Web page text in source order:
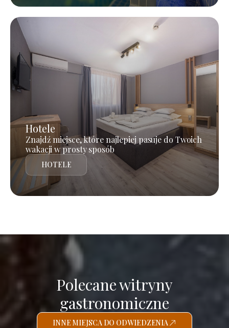
Hotele
Znajdź miejsce, które najlepiej pasuje do Twoich
wakacji w prosty sposób
HOTELE
Polecane witryny
gastronomiczne
INNE MIEJSCA DO ODWIEDZENIA